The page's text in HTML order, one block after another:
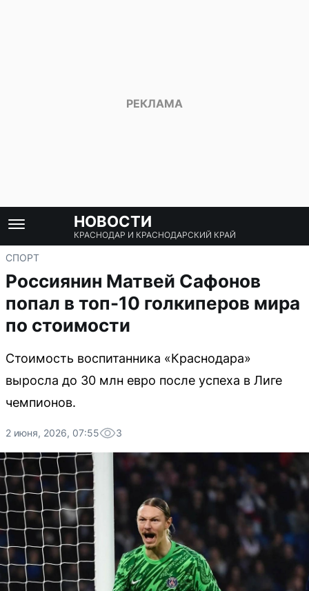
НОВОСТИ
КРАСНОДАР И КРАСНОДАРСКИЙ КРАЙ
СПОРТ
Россиянин Матвей Сафонов
попал в топ-10 голкиперов мира
по стоимости
Стоимость воспитанника «Краснодара»
выросла до 30 млн евро после успеха в Лиге
чемпионов.
2 июня, 2026, 07:55 3